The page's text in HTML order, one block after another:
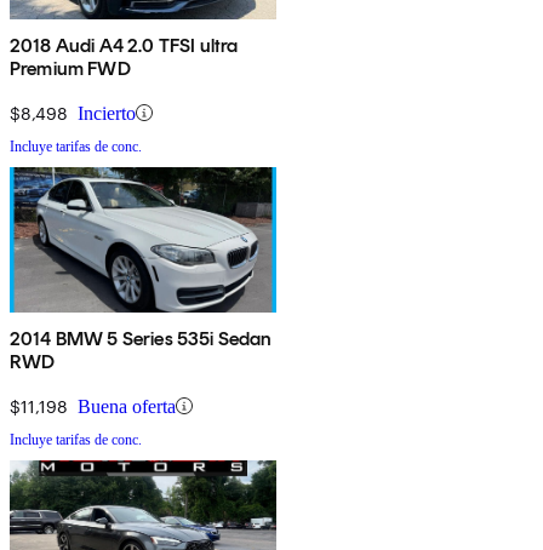
2018 Audi A4 2.0 TFSI ultra
Premium FWD
$8,498 Incierto
Incluye tarifas de conc.
2014 BMW 5 Series 535i Sedan
RWD
$11,198 Buena oferta
Incluye tarifas de conc.